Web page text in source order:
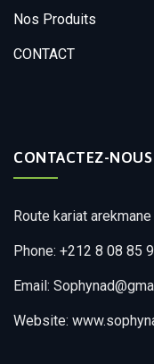
Nos Produits
CONTACT
CONTACTEZ-NOUS
Route kariat
Phone: +212 8 08 85
Email:
Website: